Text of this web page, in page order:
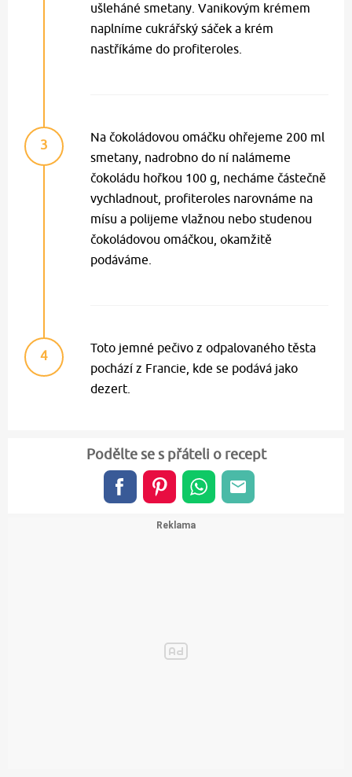
ušleháné smetany. Vanikovým krémem
naplníme cukrářský sáček a krém
nastříkáme do profiteroles.
3
Na čokoládovou omáčku ohřejeme 200 ml
smetany, nadrobno do ní nalámeme
čokoládu hořkou 100 g, necháme částečně
vychladnout, profiteroles narovnáme na
mísu a polijeme vlažnou nebo studenou
čokoládovou omáčkou, okamžitě
podáváme.
4
Toto jemné pečivo z odpalovaného těsta
pochází z Francie, kde se podává jako
dezert.
Podělte se s přáteli o recept